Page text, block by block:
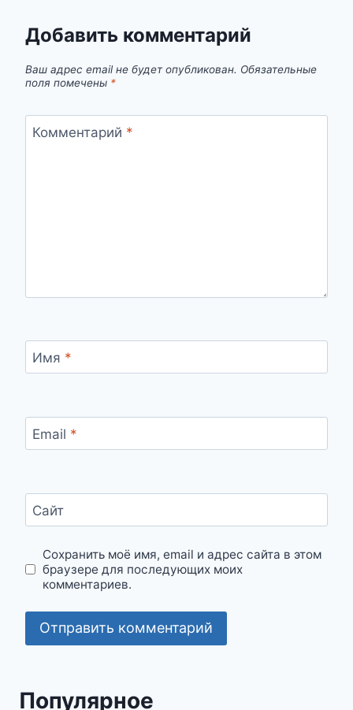
Добавить комментарий
Ваш адрес email не будет опубликован. Обязательные
поля помечены *
Комментарий *
Имя *
Email *
Сайт
Сохранить моё имя, email и адрес сайта в этом
браузере для последующих моих
комментариев.
Популярное